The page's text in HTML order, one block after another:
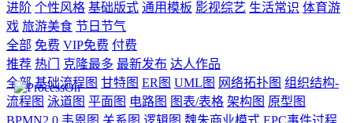
进阶 个性风格 基础版式 通用模板 影视综艺 生活常识 体育游
戏 旅游美食 节日节气
全部 免费 VIP免费 付费
推荐 热门 克隆最多 最新发布 达人作品
全部 基础流程图 甘特图 ER图 UML图 网络拓扑图 组织结构-
流程图 泳道图 平面图 电路图 图表/表格 架构图 原型图
BPMN2.0 韦恩图 关系图 逻辑图 魏朱商业模式 EPC事件过程